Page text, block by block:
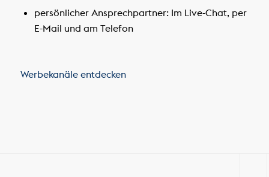
persönlicher Ansprechpartner: Im Live-Chat, per
E-Mail und am Telefon
Werbekanäle entdecken